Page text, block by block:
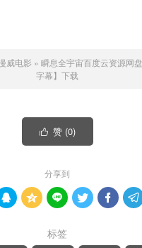
威电影 » 瞬息全宇宙百度云资源网
字幕】下载
 赞 (0)
分享到
     
标签